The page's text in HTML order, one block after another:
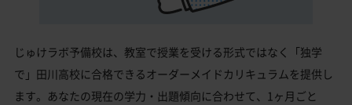
じゅけラボ予備校は、教室で授業を受ける形式ではなく「独学
で」田川高校に合格できるオーダーメイドカリキュラムを提供し
ます。あなたの現在の学力・出題傾向に合わせて、1ヶ月ごと